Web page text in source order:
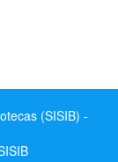
(SISIB) -